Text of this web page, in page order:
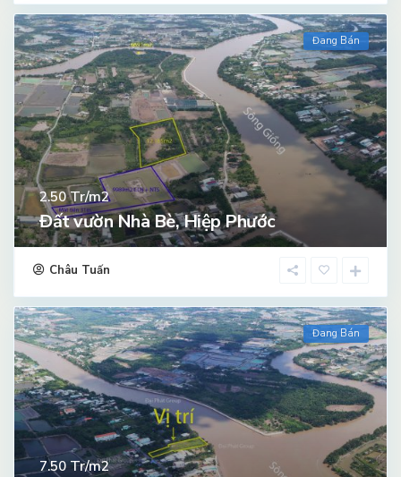
Đang Bán
2.50Tr/m2
Đất vườn Nhà Bè, Hiệp Phước
Châu Tuấn
Đang Bán
7.50Tr/m2